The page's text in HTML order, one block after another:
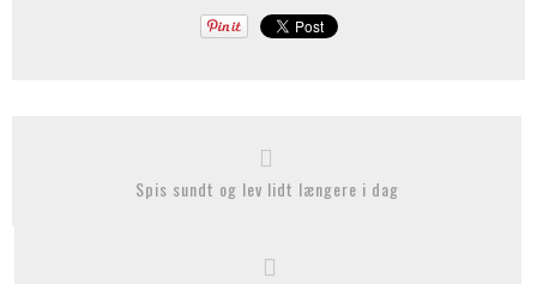
Spis sundt og lev lidt længere i dag